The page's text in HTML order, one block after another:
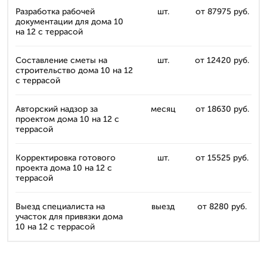
Разработка рабочей
документации для дома 10
на 12 с террасой
шт. от 87975 руб.
Составление сметы на
строительство дома 10 на 12
с террасой
шт. от 12420 руб.
Авторский надзор за
проектом дома 10 на 12 с
террасой
месяц от 18630 руб.
Корректировка готового
проекта дома 10 на 12 с
террасой
шт. от 15525 руб.
Выезд специалиста на
участок для привязки дома
10 на 12 с террасой
выезд от 8280 руб.